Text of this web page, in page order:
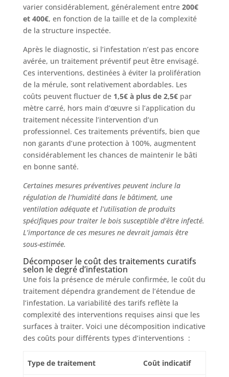
varier considérablement, généralement entre 200€
et 400€, en fonction de la taille et de la complexité
de la structure inspectée.
Après le diagnostic, si l’infestation n’est pas encore
avérée, un traitement préventif peut être envisagé.
Ces interventions, destinées à éviter la prolifération
de la mérule, sont relativement abordables. Les
coûts peuvent fluctuer de 1,5€ à plus de 2,5€par
mètre carré, hors main d’œuvre si l’application du
traitement nécessite l’intervention d’un
professionnel. Ces traitements préventifs, bien que
non garants d’une protection à 100%, augmentent
considérablement les chances de maintenir le bâti
en bonne santé.
Certaines mesures préventives peuvent inclure la
régulation de l’humidité dans le bâtiment, une
ventilation adéquate et l’utilisation de produits
spécifiques pour traiter le bois susceptible d’être infecté.
L’importance de ces mesures ne devrait jamais être
sous-estimée.
Décomposer le coût des traitements curatifs
selon le degré d’infestation
Une fois la présence de mérule confirmée, le coût du
traitement dépendra grandement de l’étendue de
l’infestation. La variabilité des tarifs reflète la
complexité des interventions requises ainsi que les
surfaces à traiter. Voici une décomposition indicative
des coûts pour différents types d’interventions :
Type de traitement Coût indicatif